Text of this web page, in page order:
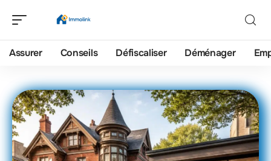
Assurer Conseils Défiscaliser Déménager